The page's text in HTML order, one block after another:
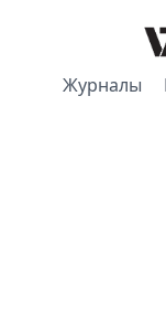
Журналы